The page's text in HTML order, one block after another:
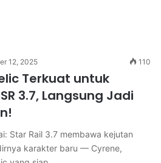
12, 2025 110
Terkuat untuk
3.7, Langsung Jadi
Star Rail 3.7 membawa kejutan
karakter baru — Cyrene,